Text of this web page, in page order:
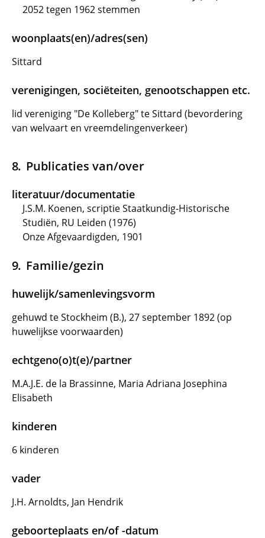
2052 tegen 1962 stemmen
woonplaats(en)/adres(sen)
Sittard
verenigingen, sociëteiten, genootschappen etc.
lid vereniging "De Kolleberg" te Sittard (bevordering
van welvaart en vreemdelingenverkeer)
Publicaties van/over
literatuur/documentatie
J.S.M. Koenen, scriptie Staatkundig-Historische
Studiën, RU Leiden (1976)
Onze Afgevaardigden, 1901
Familie/gezin
huwelijk/samenlevingsvorm
gehuwd te Stockheim (B.), 27 september 1892 (op
huwelijkse voorwaarden)
echtgeno(o)t(e)/partner
M.A.J.E. de la Brassinne, Maria Adriana Josephina
Elisabeth
kinderen
6 kinderen
vader
J.H. Arnoldts, Jan Hendrik
geboorteplaats en/of -datum